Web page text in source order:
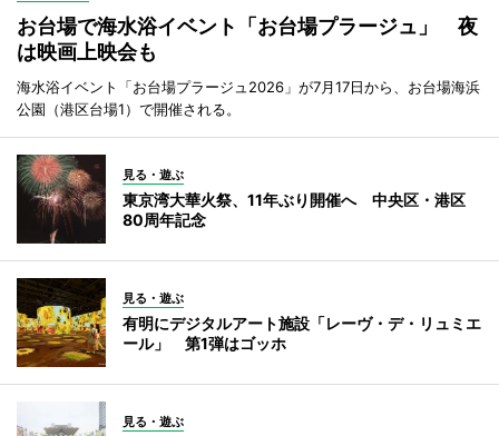
お台場で海水浴イベント「お台場プラージュ」 夜
は映画上映会も
海水浴イベント「お台場プラージュ2026」が7月17日から、お台場海浜
公園（港区台場1）で開催される。
見る・遊ぶ
東京湾大華火祭、11年ぶり開催へ 中央区・港区
80周年記念
見る・遊ぶ
有明にデジタルアート施設「レーヴ・デ・リュミエ
ール」 第1弾はゴッホ
見る・遊ぶ